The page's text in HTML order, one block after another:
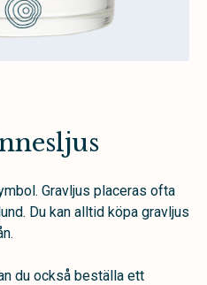
Gravljus placeras ofta
Du kan alltid köpa gravljus
du också beställa ett